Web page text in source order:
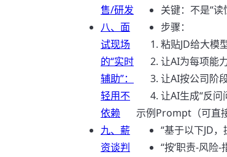
售/研发
八、面
试现场
的“实时
辅助”：
轻用不
依赖
九、薪
资谈判
关键：不是“读
步骤：
粘贴JD给大模
让AI为每项能
让AI按公司阶
让AI生成“反
示例Prompt（可直
“基于以下JD
“按‘职责-风险